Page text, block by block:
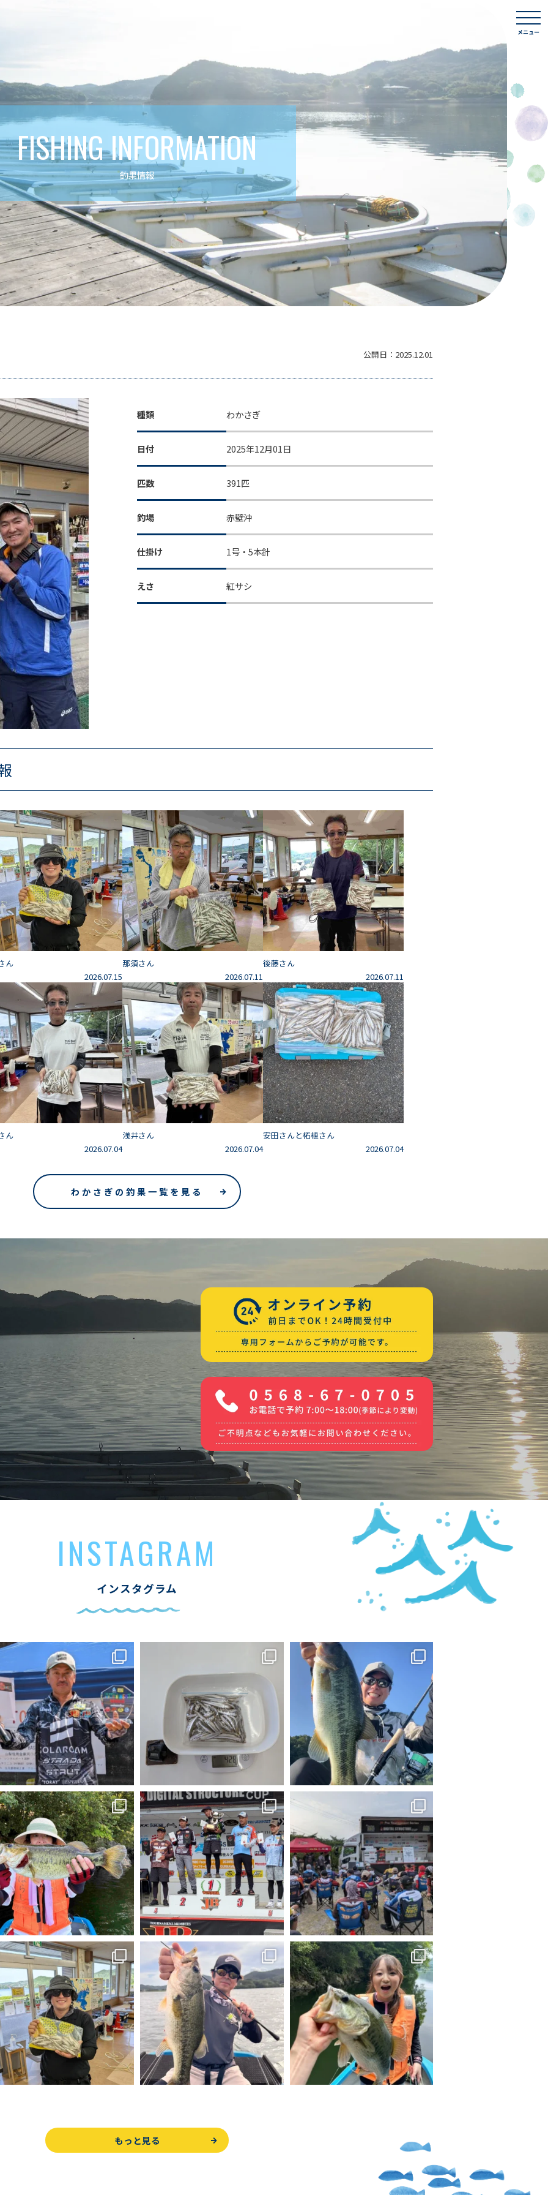
メニュー
FISHING INFORMATION
釣果情報
公開日： 2025.12.01
種類 わかさぎ
日付 2025年12月01日
匹数 391匹
釣場 赤壁沖
仕掛け 1号・5本針
えさ 紅サシ
ん
2026.07.15
那須さん
2026.07.11
後藤さん
2026.07.11
ん
2026.07.04
浅井さん
2026.07.04
安田さんと柘植さん
2026.07.04
わかさぎの釣果一覧を見る
INSTAGRAM
インスタグラム
もっと見る